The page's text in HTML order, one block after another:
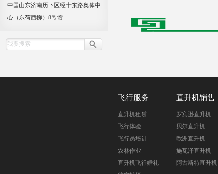
中国山东济南历下区经十东路奥体中
心（东荷西柳）8号馆
飞行服务
直升机租赁
飞行体验
飞行员培训
农林作业
直升机飞行婚礼
直升机销售
罗宾逊直升机
贝尔直升机
欧洲直升机
施瓦泽直升机
阿古斯特直升机